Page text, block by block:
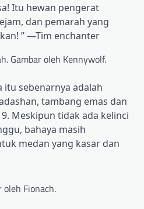
Itu hewan pengerat
dan pemarah yang
” —Tim enchanter
Gambar oleh Kennywolf.
itu sebenarnya adalah
tambang emas dan
Meskipun tidak ada kelinci
bahaya masih
medan yang kasar dan
oleh Fionach.